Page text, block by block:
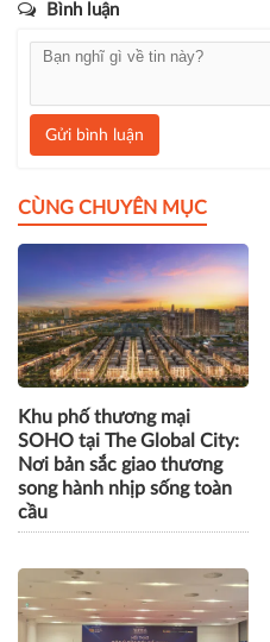
Bình luận
Gửi bình luận
CÙNG CHUYÊN MỤC
Khu phố thương mại
SOHO tại The Global City:
Nơi bản sắc giao thương
song hành nhịp sống toàn
cầu